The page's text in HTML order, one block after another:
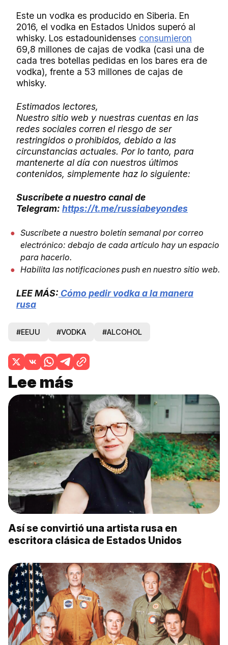
Este un vodka es producido en Siberia. En
2016, el vodka en Estados Unidos superó al
whisky. Los estadounidenses consumieron
69,8 millones de cajas de vodka (casi una de
cada tres botellas pedidas en los bares era de
vodka), frente a 53 millones de cajas de
whisky.
Estimados lectores,
Nuestro sitio web y nuestras cuentas en las
redes sociales corren el riesgo de ser
restringidos o prohibidos, debido a las
circunstancias actuales. Por lo tanto, para
mantenerte al día con nuestros últimos
contenidos, simplemente haz lo siguiente:
Suscríbete a nuestro canal de
Telegram: https://t.me/russiabeyondes
Suscríbete a nuestro boletín semanal por correo
electrónico: debajo de cada artículo hay un espacio
para hacerlo.
Habilita las notificaciones push en nuestro sitio web.
LEE MÁS: Cómo pedir vodka a la manera
rusa
#EEUU #VODKA #ALCOHOL
Lee más
Así se convirtió una artista rusa en
escritora clásica de Estados Unidos